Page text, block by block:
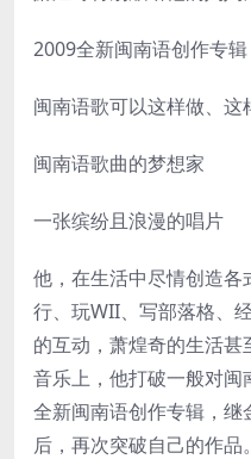
2009全新闽南语创作专辑
闽南语歌可以这样做、这
闽南语歌曲的梦想家
一张缤纷且浪漫的唱片
他，在生活中尽情创造
行、玩WII、写部落格、
的互动，萧煌奇的生活
音乐上，他打破一般对
全新闽南语创作专辑，继
后，再次突破自己的作品。